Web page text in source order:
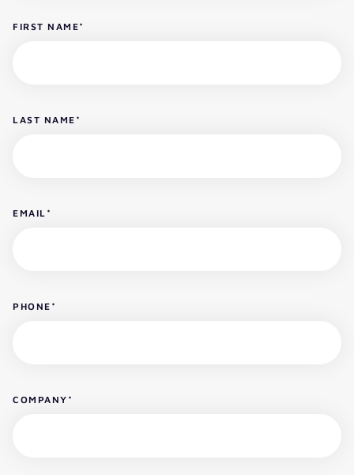
FIRST NAME*
LAST NAME *
EMAIL *
PHONE *
COMPANY *